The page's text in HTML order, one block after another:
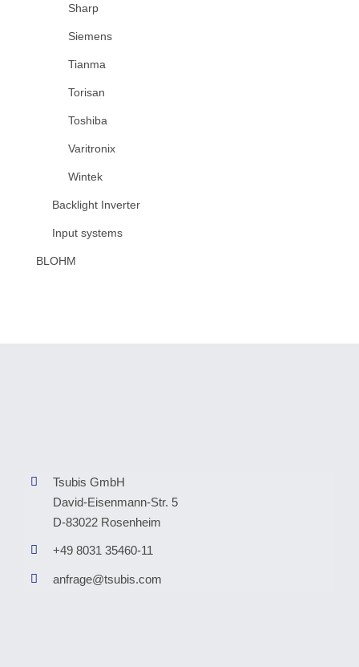
Sharp
Siemens
Tianma
Torisan
Toshiba
Varitronix
Wintek
Backlight Inverter
Input systems
BLOHM
Tsubis GmbH
David-Eisenmann-Str. 5
D-83022 Rosenheim
+49 8031 35460-11
anfrage@tsubis.com